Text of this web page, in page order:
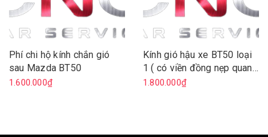
Phí chi hộ kính chắn gió
sau Mazda BT50
1.600.000₫
Kính gió hậu xe BT50 loại
1 ( có viền đồng nẹp quanh
sấy kính)
1.800.000₫